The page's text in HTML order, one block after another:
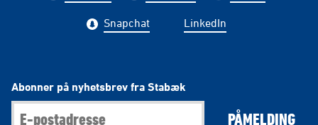
Snapchat LinkedIn
Abonner på nyhetsbrev fra Stabæk
PÅMELDING